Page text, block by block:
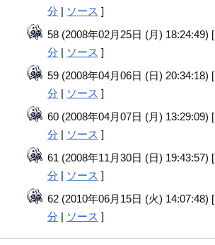
分 | ソース ]
58 (2008年02月25日 (月) 18:24:49) [
分 | ソース ]
59 (2008年04月06日 (日) 20:34:18) [
分 | ソース ]
60 (2008年04月07日 (月) 13:29:09) [
分 | ソース ]
61 (2008年11月30日 (日) 19:43:57) [
分 | ソース ]
62 (2010年06月15日 (火) 14:07:48) [
分 | ソース ]